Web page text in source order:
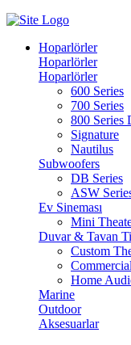
Hoparlörler
Hoparlörler
Hoparlörler
600 Series
700 Series
800 Series
Signature
Nautilus
Subwoofers
DB Series
ASW
Ev Sineması
Mini
Duvar & Tavan
Custom
Home
Marine
Outdoor
Aksesuarlar